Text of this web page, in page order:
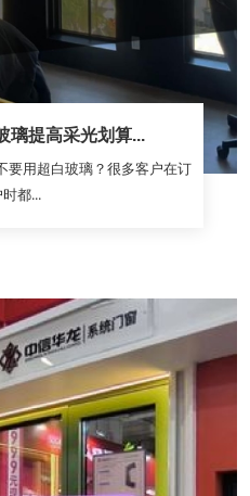
璃提高采光划算...
要用超白玻璃？很多客户在订
都...